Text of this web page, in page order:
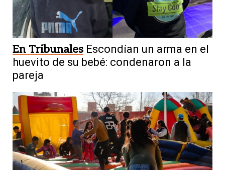
En Tribunales Escondían un arma en el
huevito de su bebé: condenaron a la
pareja